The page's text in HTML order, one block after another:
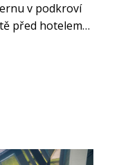
v podkroví
před hotelem…